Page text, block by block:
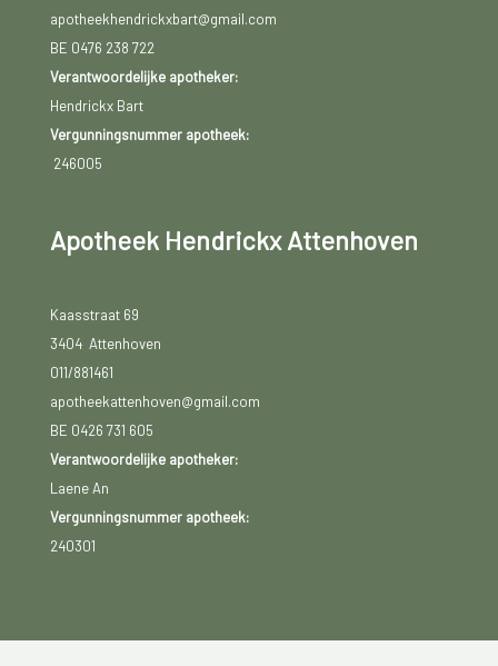
apotheekhendrickxbart@gmail.com
BE 0476 238 722
Verantwoordelijke apotheker:
Hendrickx Bart
Vergunningsnummer apotheek:
246005
Apotheek Hendrickx Attenhoven
Kaasstraat 69
3404 Attenhoven
011/881461
apotheekattenhoven@gmail.com
BE 0426 731 605
Verantwoordelijke apotheker:
Laene An
Vergunningsnummer apotheek:
240301